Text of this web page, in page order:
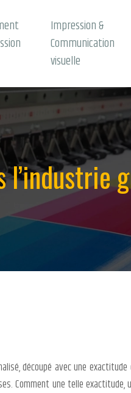
Impression &
Communication
visuelle
découpé avec une
Comment une telle